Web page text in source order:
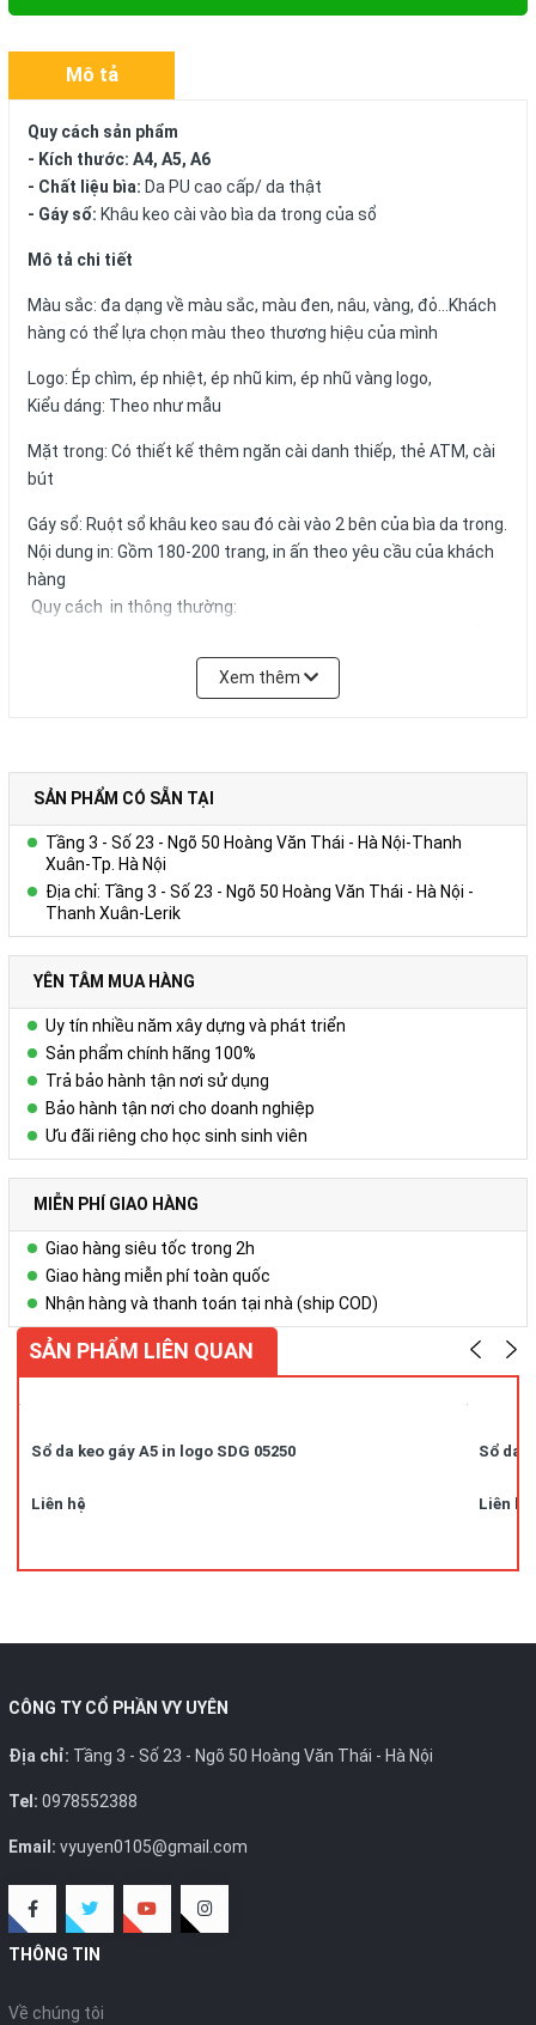
Mô tả
Quy cách sản phẩm
- Kích thước: A4, A5, A6
- Chất liệu bìa: Da PU cao cấp/ da thật
- Gáy sổ: Khâu keo cài vào bìa da trong của sổ
Mô tả chi tiết
Màu sắc: đa dạng về màu sắc, màu đen, nâu, vàng, đỏ...Khách
hàng có thể lựa chọn màu theo thương hiệu của mình
Logo: Ép chìm, ép nhiệt, ép nhũ kim, ép nhũ vàng logo,
Kiểu dáng: Theo như mẫu
Mặt trong: Có thiết kế thêm ngăn cài danh thiếp, thẻ ATM, cài
bút
Gáy sổ: Ruột sổ khâu keo sau đó cài vào 2 bên của bìa da trong.
Nội dung in: Gồm 180-200 trang, in ấn theo yêu cầu của khách
hàng
Quy cách in thông thường:
+ Trang viết: in 01 màu 01 nội dung trên giấy offset 80g màu
+ Kích thước trang giấy in: 14.5x20.6cm
Số lượng và màu sắc của giấy hay mẫu mã của sản phẩm có thể
được đặt theo yêu cầu của khách hàng.
Liên hệ
Để biết thêm chi tiết, xin liên hệ:
DC: Số 23, ngõ 50 Hoàng Văn Thái, Khương Mai, Thanh Xuân, Hà
Nội
Hotline/ZALO : 0978.552.388 ( Ms Uyên)
Xem thêm
SẢN PHẨM CÓ SẴN TẠI
Tầng 3 - Số 23 - Ngõ 50 Hoàng Văn Thái - Hà Nội-Thanh
Xuân-Tp. Hà Nội
Địa chỉ: Tầng 3 - Số 23 - Ngõ 50 Hoàng Văn Thái - Hà Nội -
Thanh Xuân-Lerik
YÊN TÂM MUA HÀNG
Uy tín nhiều năm xây dựng và phát triển
Sản phẩm chính hãng 100%
Trả bảo hành tận nơi sử dụng
Bảo hành tận nơi cho doanh nghiệp
Ưu đãi riêng cho học sinh sinh viên
MIỄN PHÍ GIAO HÀNG
Giao hàng siêu tốc trong 2h
Giao hàng miễn phí toàn quốc
Nhận hàng và thanh toán tại nhà (ship COD)
SẢN PHẨM LIÊN QUAN
Sổ da keo gáy A5 in logo SDG 05250
Liên hệ
Sổ da
Liên hệ
CÔNG TY CỔ PHẦN VY UYÊN
Địa chỉ: Tầng 3 - Số 23 - Ngõ 50 Hoàng Văn Thái - Hà Nội
Tel: 0978552388
Email: vyuyen0105@gmail.com
THÔNG TIN
Về chúng tôi